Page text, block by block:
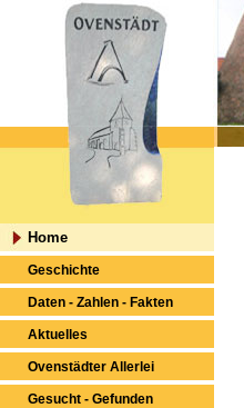
Home
Geschichte
Daten - Zahlen - Fakten
Aktuelles
Ovenstädter Allerlei
Gesucht - Gefunden